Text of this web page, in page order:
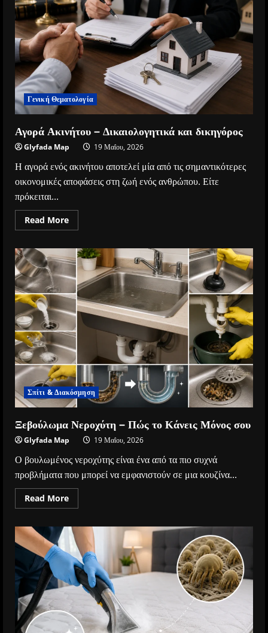
Γενική Θεματολογία
Αγορά Ακινήτου – Δικαιολογητικά και δικηγόρος
Glyfada Map 19 Μαΐου, 2026
Η αγορά ενός ακινήτου αποτελεί μία από τις σημαντικότερες
οικονομικές αποφάσεις στη ζωή ενός ανθρώπου. Είτε
πρόκειται...
Read MoreRead
more
Ακινήτου
–
Δικαιολογητικά
και
δικηγόρος
Σπίτι & Διακόσμηση
Ξεβούλωμα Νεροχύτη – Πώς το Κάνεις Μόνος σου
Glyfada Map 19 Μαΐου, 2026
Ο βουλωμένος νεροχύτης είναι ένα από τα πιο συχνά
προβλήματα που μπορεί να εμφανιστούν σε μια κουζίνα...
Read MoreRead
more
Νεροχύτη
Πώς
το
Κάνεις
Μόνος
σου